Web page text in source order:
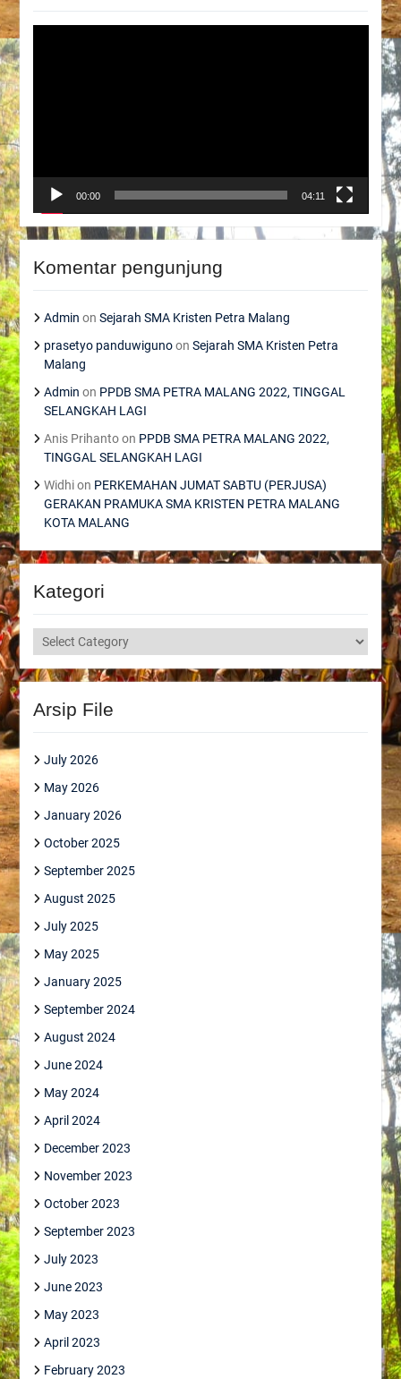
00:00 04:11
Komentar pengunjung
Admin on Sejarah SMA Kristen Petra Malang
prasetyo panduwigunoon Sejarah SMA Kristen Petra
Malang
Admin on PPDB SMA PETRA MALANG 2022, TINGGAL
SELANGKAH LAGI
Anis Prihantoon PPDB SMA PETRA MALANG 2022,
TINGGAL SELANGKAH LAGI
Widhion PERKEMAHAN JUMAT SABTU (PERJUSA)
GERAKAN PRAMUKA SMA KRISTEN PETRA MALANG
KOTA MALANG
Kategori
Kategori
Arsip File
July 2026
May 2026
January 2026
October 2025
September 2025
August 2025
July 2025
May 2025
January 2025
September 2024
August 2024
June 2024
May 2024
April 2024
December 2023
November 2023
October 2023
September 2023
July 2023
June 2023
May 2023
April 2023
February 2023